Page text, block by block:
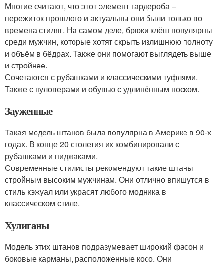
Многие считают, что этот элемент гардероба –
пережиток прошлого и актуальны они были только во
времена стиляг. На самом деле, брюки клёш популярны
среди мужчин, которые хотят скрыть излишнюю полноту
и объём в бёдрах. Также они помогают выглядеть выше
и стройнее.
Сочетаются с рубашками и классическими туфлями.
Также с пуловерами и обувью с удлинённым носком.
Зауженные
Такая модель штанов была популярна в Америке в 90-х
годах. В конце 20 столетия их комбинировали с
рубашками и пиджаками.
Современные стилисты рекомендуют такие штаны
стройным высоким мужчинам. Они отлично впишутся в
стиль кэжуал или украсят любого модника в
классическом стиле.
Хулиганы
Модель этих штанов подразумевает широкий фасон и
боковые карманы, расположенные косо. Они